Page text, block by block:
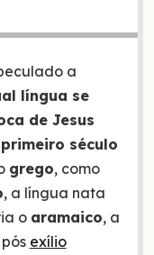
a
língua se
de Jesus
primeiro século
grego, como
, a língua nata
o aramaico, a
exílio